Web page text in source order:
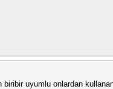
uyumlu onlardan